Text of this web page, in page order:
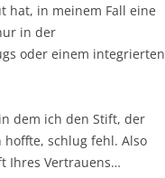
hat, in meinem Fall eine
in der
oder einem integrierten
dem ich den Stift, der
hoffte, schlug fehl. Also
Ihres Vertrauens…